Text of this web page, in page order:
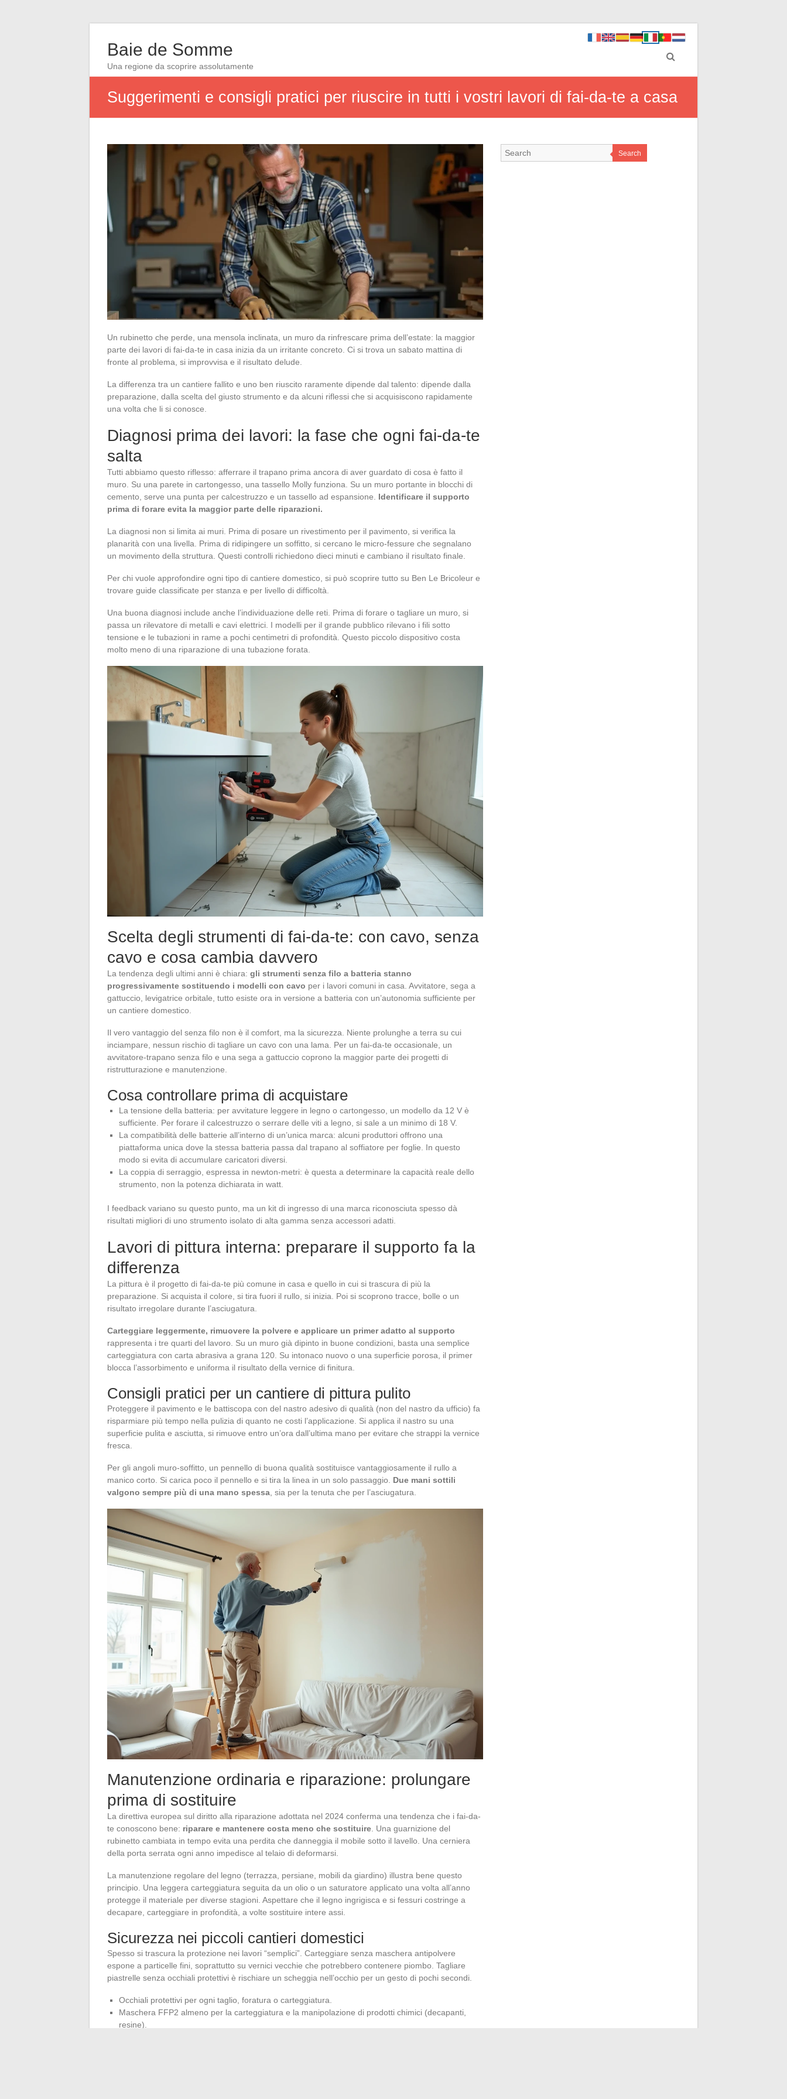
Baie de Somme
Una regione da scoprire assolutamente
Suggerimenti e consigli pratici per riuscire in tutti i vostri lavori di fai-da-te a casa
Un rubinetto che perde, una mensola inclinata, un muro da rinfrescare prima dell’estate: la maggior
parte dei lavori di fai-da-te in casa inizia da un irritante concreto. Ci si trova un sabato mattina di
fronte al problema, si improvvisa e il risultato delude.
La differenza tra un cantiere fallito e uno ben riuscito raramente dipende dal talento: dipende dalla
preparazione, dalla scelta del giusto strumento e da alcuni riflessi che si acquisiscono rapidamente
una volta che li si conosce.
Diagnosi prima dei lavori: la fase che ogni fai-da-te
salta
Tutti abbiamo questo riflesso: afferrare il trapano prima ancora di aver guardato di cosa è fatto il
muro. Su una parete in cartongesso, una tassello Molly funziona. Su un muro portante in blocchi di
cemento, serve una punta per calcestruzzo e un tassello ad espansione. Identificare il supporto
prima di forare evita la maggior parte delle riparazioni.
La diagnosi non si limita ai muri. Prima di posare un rivestimento per il pavimento, si verifica la
planarità con una livella. Prima di ridipingere un soffitto, si cercano le micro-fessure che segnalano
un movimento della struttura. Questi controlli richiedono dieci minuti e cambiano il risultato finale.
Per chi vuole approfondire ogni tipo di cantiere domestico, si può scoprire tutto su Ben Le Bricoleur e
trovare guide classificate per stanza e per livello di difficoltà.
Una buona diagnosi include anche l’individuazione delle reti. Prima di forare o tagliare un muro, si
passa un rilevatore di metalli e cavi elettrici. I modelli per il grande pubblico rilevano i fili sotto
tensione e le tubazioni in rame a pochi centimetri di profondità. Questo piccolo dispositivo costa
molto meno di una riparazione di una tubazione forata.
Scelta degli strumenti di fai-da-te: con cavo, senza
cavo e cosa cambia davvero
La tendenza degli ultimi anni è chiara: gli strumenti senza filo a batteria stanno
progressivamente sostituendo i modelli con cavo per i lavori comuni in casa. Avvitatore, sega a
gattuccio, levigatrice orbitale, tutto esiste ora in versione a batteria con un’autonomia sufficiente per
un cantiere domestico.
Il vero vantaggio del senza filo non è il comfort, ma la sicurezza. Niente prolunghe a terra su cui
inciampare, nessun rischio di tagliare un cavo con una lama. Per un fai-da-te occasionale, un
avvitatore-trapano senza filo e una sega a gattuccio coprono la maggior parte dei progetti di
ristrutturazione e manutenzione.
Cosa controllare prima di acquistare
La tensione della batteria: per avvitature leggere in legno o cartongesso, un modello da 12 V è
sufficiente. Per forare il calcestruzzo o serrare delle viti a legno, si sale a un minimo di 18 V.
La compatibilità delle batterie all’interno di un’unica marca: alcuni produttori offrono una
piattaforma unica dove la stessa batteria passa dal trapano al soffiatore per foglie. In questo
modo si evita di accumulare caricatori diversi.
La coppia di serraggio, espressa in newton-metri: è questa a determinare la capacità reale dello
strumento, non la potenza dichiarata in watt.
I feedback variano su questo punto, ma un kit di ingresso di una marca riconosciuta spesso dà
risultati migliori di uno strumento isolato di alta gamma senza accessori adatti.
Lavori di pittura interna: preparare il supporto fa la
differenza
La pittura è il progetto di fai-da-te più comune in casa e quello in cui si trascura di più la
preparazione. Si acquista il colore, si tira fuori il rullo, si inizia. Poi si scoprono tracce, bolle o un
risultato irregolare durante l’asciugatura.
Carteggiare leggermente, rimuovere la polvere e applicare un primer adatto al supporto
rappresenta i tre quarti del lavoro. Su un muro già dipinto in buone condizioni, basta una semplice
carteggiatura con carta abrasiva a grana 120. Su intonaco nuovo o una superficie porosa, il primer
blocca l’assorbimento e uniforma il risultato della vernice di finitura.
Consigli pratici per un cantiere di pittura pulito
Proteggere il pavimento e le battiscopa con del nastro adesivo di qualità (non del nastro da ufficio) fa
risparmiare più tempo nella pulizia di quanto ne costi l’applicazione. Si applica il nastro su una
superficie pulita e asciutta, si rimuove entro un’ora dall’ultima mano per evitare che strappi la vernice
fresca.
Per gli angoli muro-soffitto, un pennello di buona qualità sostituisce vantaggiosamente il rullo a
manico corto. Si carica poco il pennello e si tira la linea in un solo passaggio. Due mani sottili
valgono sempre più di una mano spessa , sia per la tenuta che per l’asciugatura.
Manutenzione ordinaria e riparazione: prolungare
prima di sostituire
La direttiva europea sul diritto alla riparazione adottata nel 2024 conferma una tendenza che i fai-da-
te conoscono bene: riparare e mantenere costa meno che sostituire . Una guarnizione del
rubinetto cambiata in tempo evita una perdita che danneggia il mobile sotto il lavello. Una cerniera
della porta serrata ogni anno impedisce al telaio di deformarsi.
La manutenzione regolare del legno (terrazza, persiane, mobili da giardino) illustra bene questo
principio. Una leggera carteggiatura seguita da un olio o un saturatore applicato una volta all’anno
protegge il materiale per diverse stagioni. Aspettare che il legno ingrigisca e si fessuri costringe a
decapare, carteggiare in profondità, a volte sostituire intere assi.
Sicurezza nei piccoli cantieri domestici
Spesso si trascura la protezione nei lavori “semplici”. Carteggiare senza maschera antipolvere
espone a particelle fini, soprattutto su vernici vecchie che potrebbero contenere piombo. Tagliare
piastrelle senza occhiali protettivi è rischiare un scheggia nell’occhio per un gesto di pochi secondi.
Occhiali protettivi per ogni taglio, foratura o carteggiatura.
Maschera FFP2 almeno per la carteggiatura e la manipolazione di prodotti chimici (decapanti,
resine).
Search